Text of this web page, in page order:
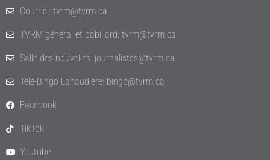
Courriel: tvrm@tvrm.ca
TVRM général et babillard: tvrm@tvrm.ca
Salle des nouvelles: journalistes@tvrm.ca
Télé-Bingo Lanaudière: bingo@tvrm.ca
Facebook
TikTok
Youtube